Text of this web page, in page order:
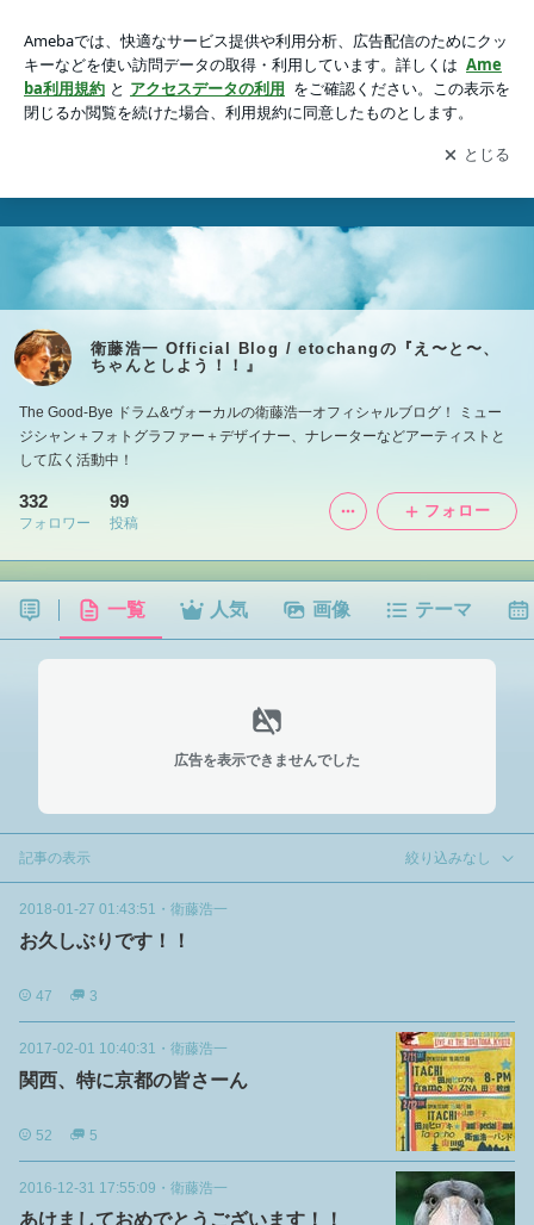
う！！』アプリをダウンロードして ブログの更新通知
を受け取りまし
ょう。
開く
衛藤浩一 Official Blog / etochangの『え〜と〜、
ちゃんとしよう！！』
The Good-Bye ドラム&ヴォーカルの衛藤浩一オフィシャルブログ！ ミュー
ジシャン＋フォトグラファー＋デザイナー、ナレーターなどアーティストと
して広く活動中！
332
フォロワー
99
投稿
フォロー
一覧 人気 画像 テーマ
広告を表示できませんでした
記事の表示 絞り込みなし
2018-01-27 01:43:51 ・ 衛藤浩一
お久しぶりです！！
47 3
2017-02-01 10:40:31 ・ 衛藤浩一
関西、特に京都の皆さーん
52 5
2016-12-31 17:55:09 ・ 衛藤浩一
あけましておめでとうございます！！